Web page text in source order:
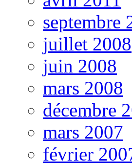
septembre
juillet 2008
juin 2008
mars 2008
décembre
mars 2007
février